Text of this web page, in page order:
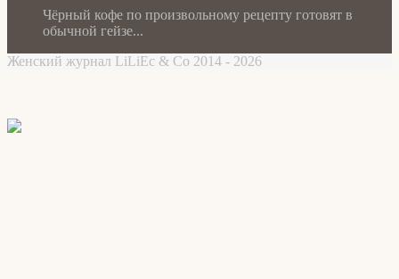
Чёрный кофе по произвольному рецепту готовят в
обычной гейзе...
Женский журнал LiLiEc & Co 2014 - 2026
button